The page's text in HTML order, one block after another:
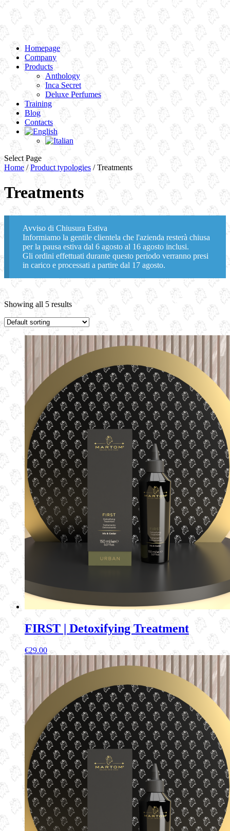
Homepage
Company
Products
Anthology
Inca Secret
Deluxe Perfumes
Training
Blog
Contacts
Select Page
Home /Product typologies / Treatments
Treatments
Avviso di Chiusura Estiva
Informiamo la gentile clientela che l'azienda resterà chiusa
per la pausa estiva dal 6 agosto al 16 agosto inclusi.
Gli ordini effettuati durante questo periodo verranno presi
in carico e processati a partire dal 17 agosto.
Showing all 5 results
FIRST | Detoxifying Treatment
€29.00